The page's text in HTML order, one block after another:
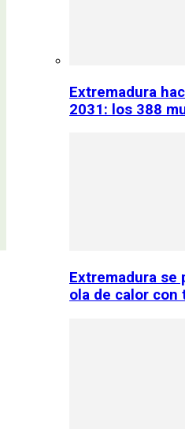
Extremadura
2031: los 388
Extremadura se
ola de calor